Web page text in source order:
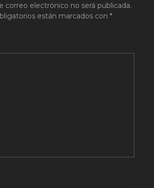
correo electrónico no será publicada.
están marcados con *